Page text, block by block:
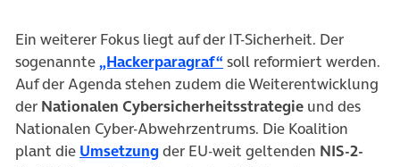
Ein weiterer Fokus liegt auf der IT-Sicherheit. Der
sogenannte„Hackerparagraf“ (öffnet in neuem Tab)
soll reformiert werden.
Auf der Agenda stehen zudem die Weiterentwicklung
der Nationalen Cybersicherheitsstrategie und des
Nationalen Cyber-Abwehrzentrums. Die Koalition
plant die Umsetzungder EU-weit geltenden NIS-2-